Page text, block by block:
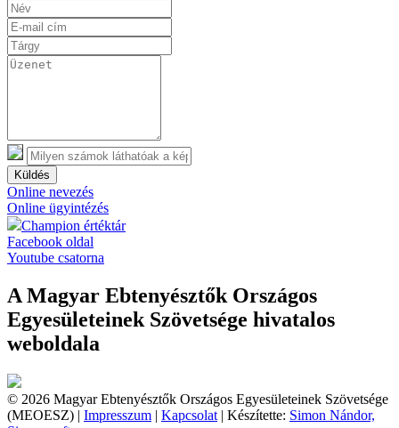
Küldés
Online nevezés
Online ügyintézés
Champion értéktár
Facebook oldal
Youtube csatorna
A Magyar Ebtenyésztők Országos
Egyesületeinek Szövetsége hivatalos
weboldala
© 2026 Magyar Ebtenyésztők Országos Egyesületeinek Szövetsége
(MEOESZ) | Impresszum | Kapcsolat | Készítette: Simon Nándor,